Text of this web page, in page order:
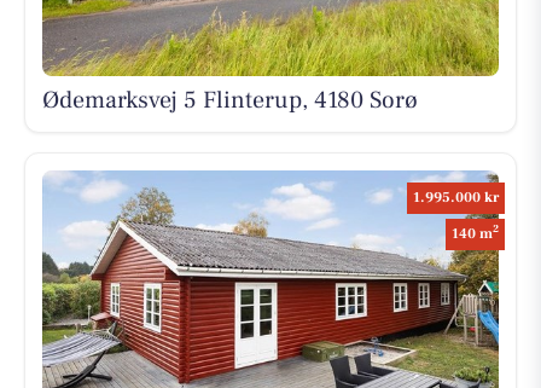
Ødemarksvej 5 Flinterup, 4180 Sorø
1.995.000 kr
140 m2